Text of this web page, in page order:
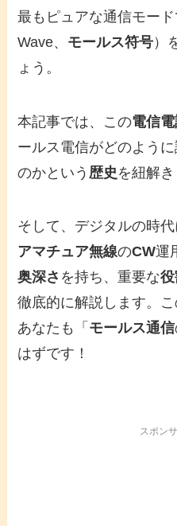
最もピュアな通信モー
Wave、 モールス符号）
ょう。
本記事では、この電信
ールス電信がどのよう
のかという 歴史 を紐解き
そして、デジタルの時
アマチュア無線のCW運
奥深さ を持ち、重要な役
徹底的に解説します。
あなたも「 モールス通信
はずです！
スポン